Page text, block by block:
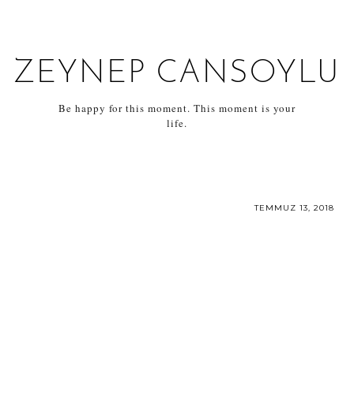
ZEYNEP CANSOYLU
Be happy for this moment. This moment is your
life.
TEMMUZ 13, 2018